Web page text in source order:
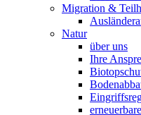
Migration &
Natur
über uns
Ihre